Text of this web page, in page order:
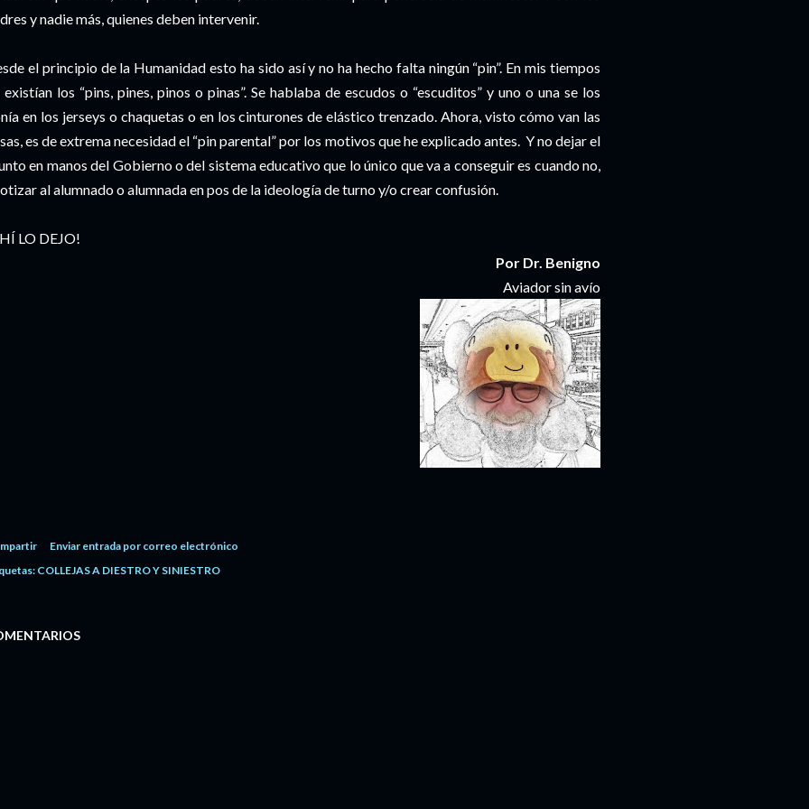
y nadie más, quienes deben intervenir.
el principio de la Humanidad esto ha sido así y no ha hecho falta ningún “pin”. En mis tiempos
existían los “pins, pines, pinos o pinas”. Se hablaba de escudos o “escuditos” y uno o una se los
en los jerseys o chaquetas o en los cinturones de elástico trenzado. Ahora, visto cómo van las
es de extrema necesidad el “pin parental” por los motivos que he explicado antes. Y no dejar el
en manos del Gobierno o del sistema educativo que lo único que va a conseguir es cuando no,
al alumnado o alumnada en pos de la ideología de turno y/o crear confusión.
LO DEJO!
Por Dr. Benigno
Aviador sin avío
Enviar entrada por correo electrónico
COLLEJAS A DIESTRO Y SINIESTRO